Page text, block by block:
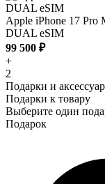
Apple iPhone 17 Pro
DUAL eSIM
99 500 ₽
+
2
Подарки и
Подарки к товару
Выберите один
Подарок